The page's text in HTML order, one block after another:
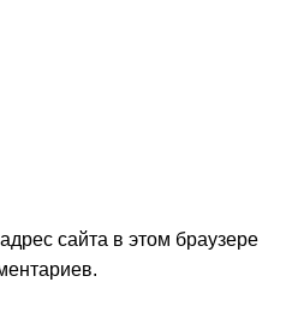
сайта в этом браузере